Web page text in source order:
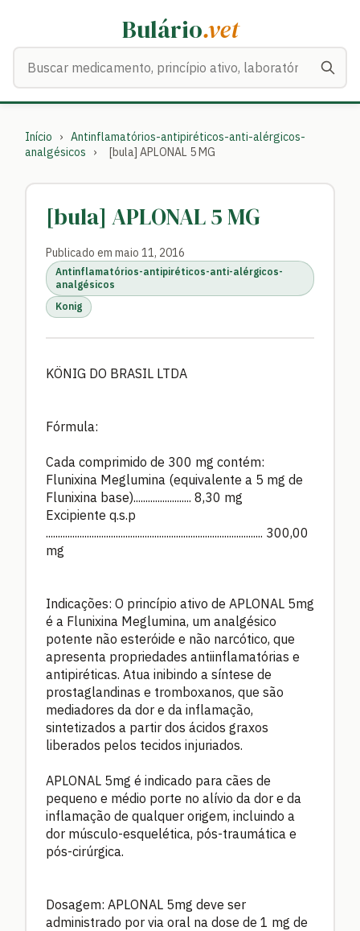
Bulário.vet
Início › Antinflamatórios-antipiréticos-anti-alérgicos-
analgésicos
› [bula] APLONAL 5 MG
[bula] APLONAL 5 MG
Publicado em maio 11, 2016
Antinflamatórios-antipiréticos-anti-alérgicos-
analgésicos
Konig
KÖNIG DO BRASIL LTDA
Fórmula:
Cada comprimido de 300 mg contém:
Flunixina Meglumina (equivalente a 5 mg de
Flunixina base)........................ 8,30 mg
Excipiente q.s.p
.......................................................................................... 300,00
mg
Indicações: O princípio ativo de APLONAL 5mg
é a Flunixina Meglumina, um analgésico
potente não esteróide e não narcótico, que
apresenta propriedades antiinflamatórias e
antipiréticas. Atua inibindo a síntese de
prostaglandinas e tromboxanos, que são
mediadores da dor e da inflamação,
sintetizados a partir dos ácidos graxos
liberados pelos tecidos injuriados.
APLONAL 5mg é indicado para cães de
pequeno e médio porte no alívio da dor e da
inflamação de qualquer origem, incluindo a
dor músculo-esquelética, pós-traumática e
pós-cirúrgica.
Dosagem: APLONAL 5mg deve ser
administrado por via oral na dose de 1 mg de